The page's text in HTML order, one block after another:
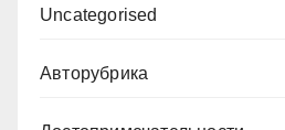
Uncategorised
Авторубрика